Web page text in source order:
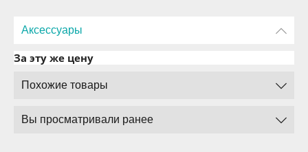
Аксессуары
За эту же цену
Похожие товары
Вы просматривали ранее